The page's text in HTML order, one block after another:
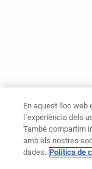
En aquest lloc web
l`experiència dels
També compartim
amb els nostres
dades. Política de